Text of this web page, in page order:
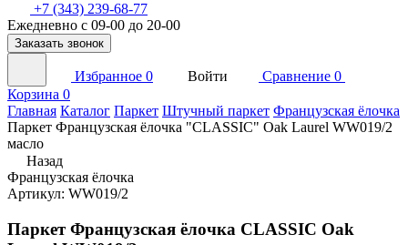
+7 (343) 239-68-77
Ежедневно с 09-00 до 20-00
Заказать звонок
Избранное 0 Войти Сравнение 0
Корзина 0
Главная Каталог Паркет Штучный паркет Французская ёлочка
Паркет Французская ёлочка "CLASSIC" Oak Laurel WW019/2
масло
Назад
Французская ёлочка
Артикул: WW019/2
Паркет Французская ёлочка CLASSIC Oak